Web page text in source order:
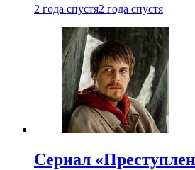
2 года спустя2 года спустя
Сериал